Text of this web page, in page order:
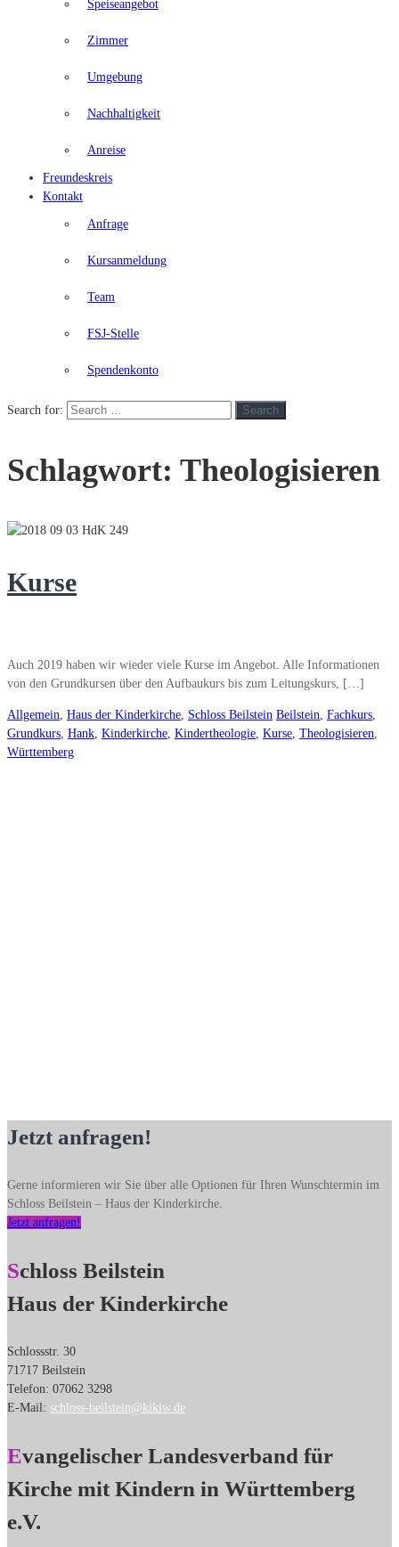
Speiseangebot
Zimmer
Umgebung
Nachhaltigkeit
Anreise
Freundeskreis
Kontakt
Anfrage
Kursanmeldung
Team
FSJ-Stelle
Spendenkonto
Search for: Search
Schlagwort: Theologisieren
Kurse
Auch 2019 haben wir wieder viele Kurse im Angebot. Alle Informationen
von den Grundkursen über den Aufbaukurs bis zum Leitungskurs, […]
Allgemein Haus der Kinderkirche Schloss Beilstein Beilstein Fachkurs
Grundkurs Hank Kinderkirche Kindertheologie Kurse Theologisieren
Württemberg
Jetzt anfragen!
Gerne informieren wir Sie über alle Optionen für Ihren Wunschtermin im
Schloss Beilstein – Haus der Kinderkirche.
Jetzt anfragen!
Schloss Beilstein
Haus der Kinderkirche
Schlossstr. 30
71717 Beilstein
Telefon: 07062 3298
E-Mail: schloss-beilstein@kikiw.de
Evangelischer Landesverband für
Kirche mit Kindern in Württemberg
e.V.